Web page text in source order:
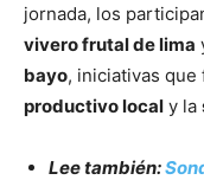
jornada, los
vivero frutal de lima
bayo, iniciativas
productivo local y la
Lee también: